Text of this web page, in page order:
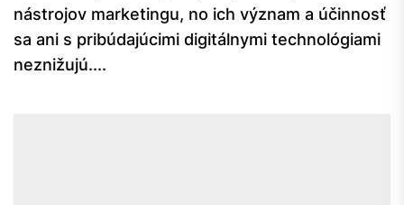
nástrojov marketingu, no ich význam a účinnosť
sa ani s pribúdajúcimi digitálnymi technológiami
neznižujú....